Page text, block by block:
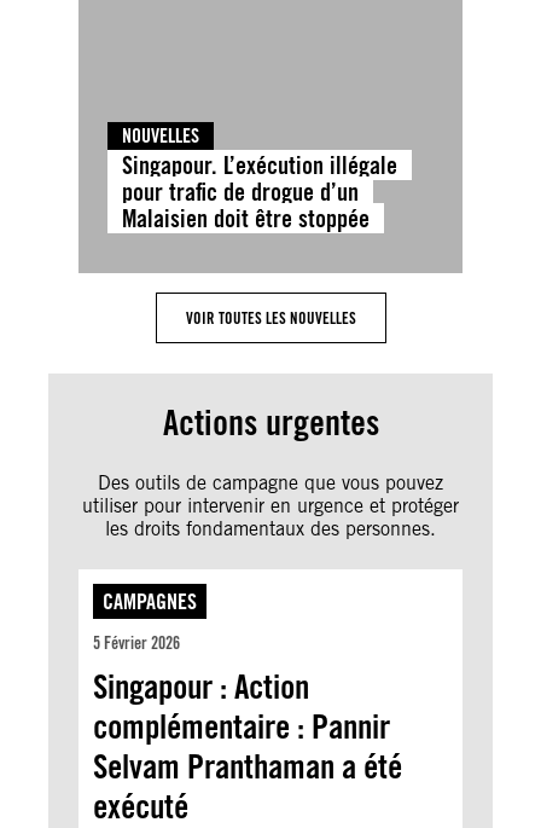
NOUVELLES
Singapour. L’exécution illégale
pour trafic de drogue d’un
Malaisien doit être stoppée
VOIR TOUTES LES NOUVELLES
Actions urgentes
Des outils de campagne que vous pouvez
utiliser pour intervenir en urgence et protéger
les droits fondamentaux des personnes.
CAMPAGNES
5 Février 2026
Singapour : Action
complémentaire : Pannir
Selvam Pranthaman a été
exécuté